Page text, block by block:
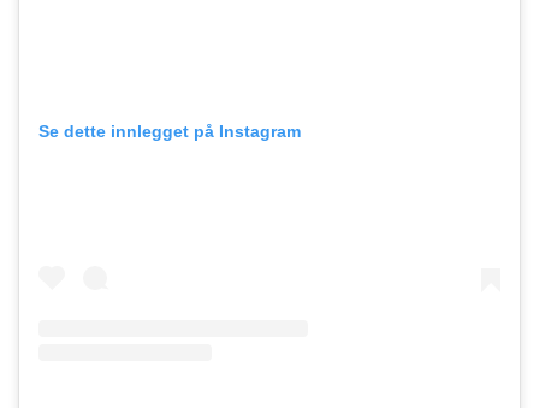
Se dette innlegget på Instagram